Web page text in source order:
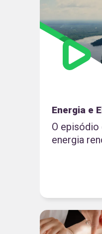
TRILHA
GUIA DE USO
Energia e
O episódio
energia